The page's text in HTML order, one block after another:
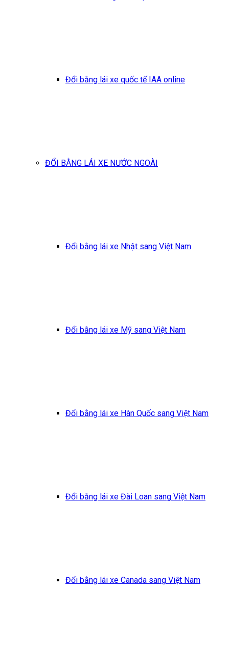
Đổi bằng lái xe quốc tế IAA online
ĐỔI BẰNG LÁI XE NƯỚC NGOÀI
Đổi bằng lái xe Nhật sang Việt Nam
Đổi bằng lái xe Mỹ sang Việt Nam
Đổi bằng lái xe Hàn Quốc sang Việt Nam
Đổi bằng lái xe Đài Loan sang Việt Nam
Đổi bằng lái xe Canada sang Việt Nam